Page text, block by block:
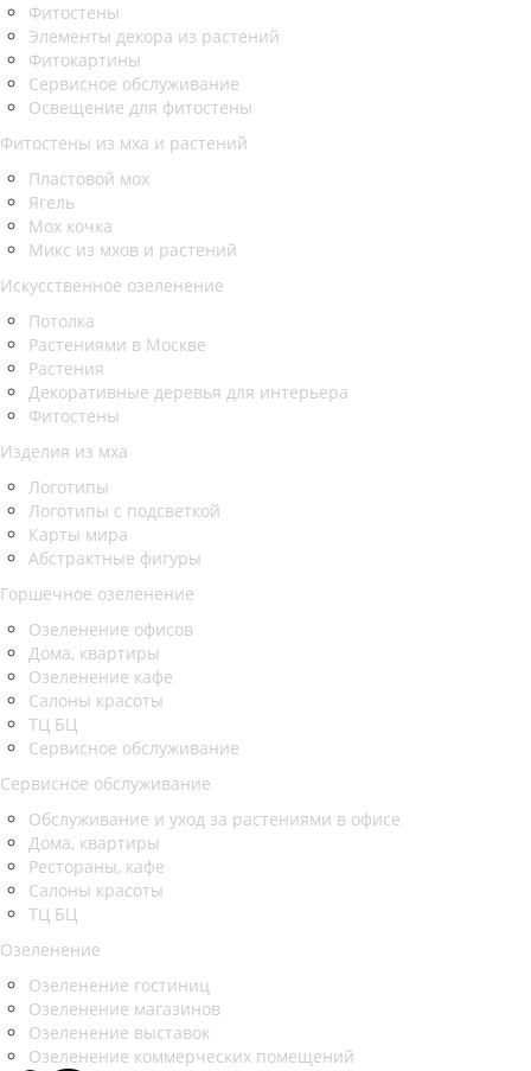
Фитостены
Элементы декора из растений
Фитокартины
Сервисное обслуживание
Освещение для фитостены
Фитостены из мха и растений
Пластовой мох
Ягель
Мох кочка
Микс из мхов и растений
Искусственное озеленение
Потолка
Растениями в Москве
Растения
Декоративные деревья для интерьера
Фитостены
Изделия из мха
Логотипы
Логотипы с подсветкой
Карты мира
Абстрактные фигуры
Горшечное озеленение
Озеленение офисов
Дома, квартиры
Озеленение кафе
Салоны красоты
ТЦ БЦ
Сервисное обслуживание
Сервисное обслуживание
Обслуживание и уход за растениями в офисе
Дома, квартиры
Рестораны, кафе
Салоны красоты
ТЦ БЦ
Озеленение
Озеленение гостиниц
Озеленение магазинов
Озеленение выставок
Озеленение коммерческих помещений